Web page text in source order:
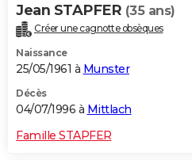
Jean STAPFER (35 ans)
Créer une cagnotte obsèques
Naissance
25/05/1961 à Munster
Décès
04/07/1996 à Mittlach
Famille STAPFER